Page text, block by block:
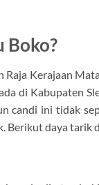
Boko?
Kerajaan
di Kabupaten
candi ini tidak
Berikut daya tarik